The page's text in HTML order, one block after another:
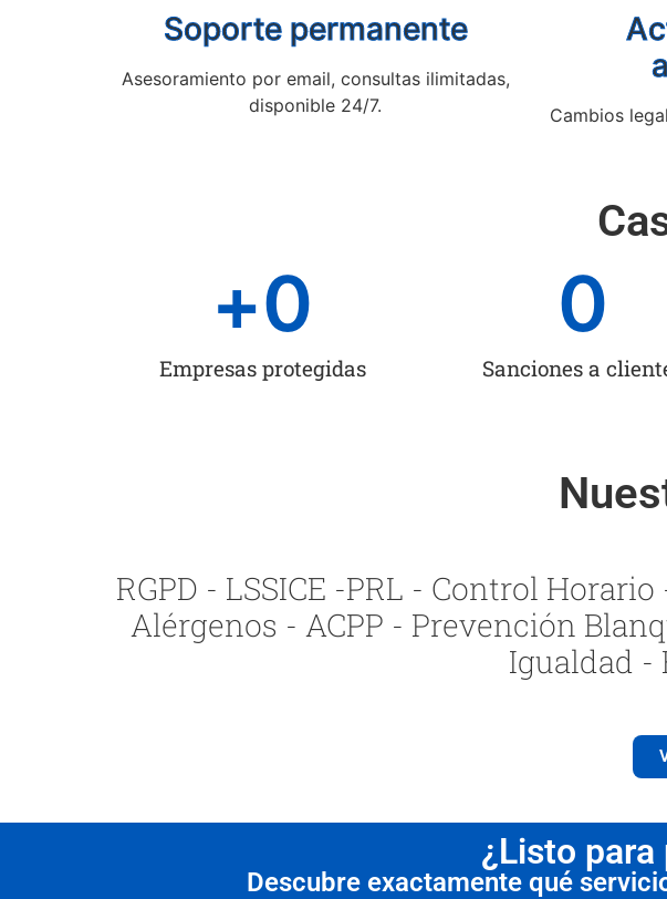
Soporte permanente
Asesoramiento por email, consultas ilimitadas,
disponible 24/7.
Cambios
Empresas protegidas
+0
Sanciones a
0
RGPD - LSSICE -PRL - Control
Alérgenos - ACPP - Prevención
Igualdad -
¿Listo
Descubre exactamente qué